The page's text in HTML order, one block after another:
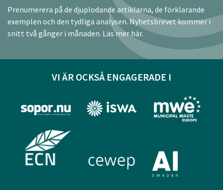
Prenumerera på de djuplodande artiklarna, de förklarande
exemplen och den tydliga analysen. Nyhetsbrevet kommer i
snitt två gånger i månaden. Läs mer här.
VI ÄR OCKSÅ ENGAGERADE I